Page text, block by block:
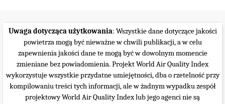
Uwaga dotycząca użytkowania: Wszystkie dane dotyczące jakości
powietrza mogą być nieważne w chwili publikacji, a w celu
zapewnienia jakości dane te mogą być w dowolnym momencie
zmieniane bez powiadomienia. Projekt World Air Quality Index
wykorzystuje wszystkie przydatne umiejętności, dba o rzetelność przy
kompilowaniu treści tych informacji, ale w żadnym wypadku zespół
projektowy World Air Quality Index lub jego agenci nie są